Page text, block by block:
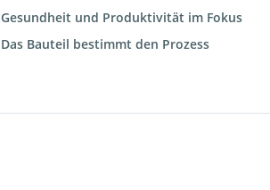
Gesundheit und Produktivität im Fokus
Das Bauteil bestimmt den Prozess